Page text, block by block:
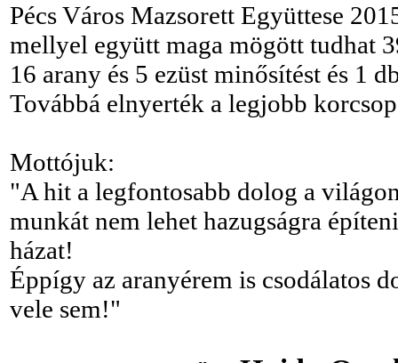
Pécs Város Mazsorett Együttese
mellyel együtt maga mögött tudhat
16 arany és 5 ezüst minősítést és 1
Továbbá elnyerték a legjobb
Mottójuk:
"A hit a legfontosabb dolog a
munkát nem lehet hazugságra
házat!
Éppígy az aranyérem is csodálatos
vele sem!"